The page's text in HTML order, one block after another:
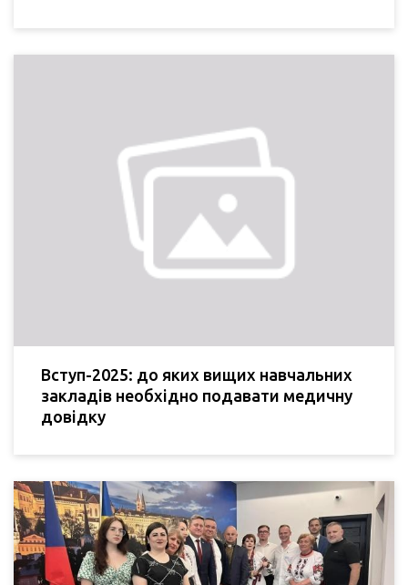
Вступ-2025: до яких вищих навчальних
закладів необхідно подавати медичну
довідку